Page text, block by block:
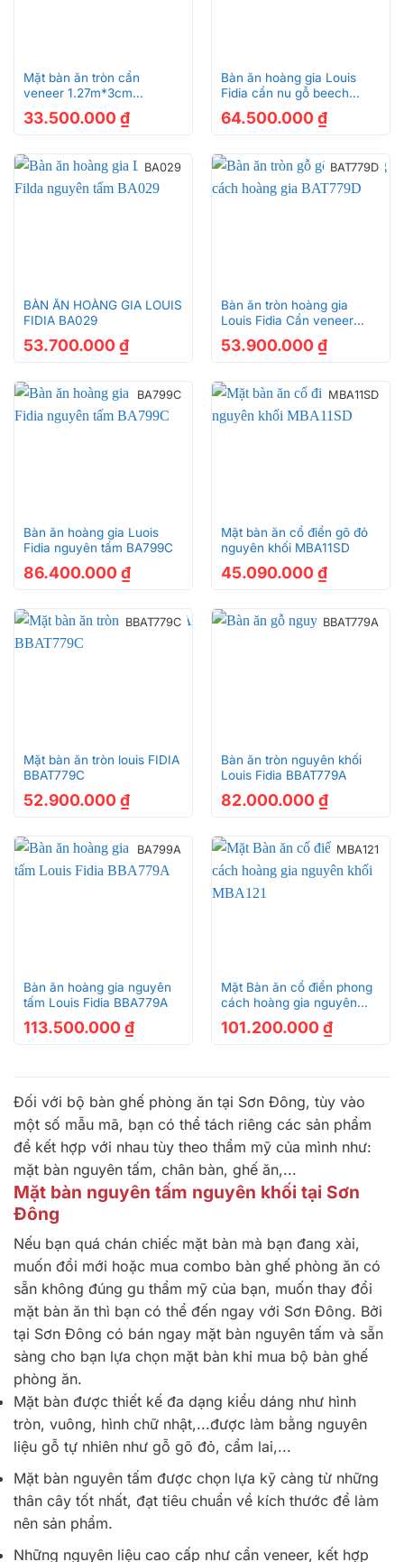
Mặt bàn ăn tròn cẩn
veneer 1.27m*3cm
33.500.000 ₫
Bàn ăn hoàng gia Louis
Fidia cẩn nu gỗ beech
64.500.000 ₫
BA029
BÀN ĂN HOÀNG GIA LOUIS
FIDIA BA029
53.700.000 ₫
BAT779D
Bàn ăn tròn hoàng gia
Louis Fidia Cẩn veneer
53.900.000 ₫
BA799C
Bàn ăn hoàng gia Luois
Fidia nguyên tấm BA799C
86.400.000 ₫
MBA11SD
Mặt bàn ăn cổ điển gõ đỏ
nguyên khối MBA11SD
45.090.000 ₫
BBAT779C
Mặt bàn ăn tròn louis FIDIA
BBAT779C
52.900.000 ₫
BBAT779A
Bàn ăn tròn nguyên khối
Louis Fidia BBAT779A
82.000.000 ₫
BA799A
Bàn ăn hoàng gia nguyên
tấm Louis Fidia BBA779A
113.500.000 ₫
MBA121
Mặt Bàn ăn cổ điển phong
cách hoàng gia nguyên
101.200.000 ₫
Đối với bộ bàn ghế phòng ăn tại Sơn Đông, tùy vào
một số mẫu mã, bạn có thể tách riêng các sản phẩm
để kết hợp với nhau tùy theo thẩm mỹ của mình như:
mặt bàn nguyên tấm, chân bàn, ghế ăn,...
Mặt bàn nguyên tấm nguyên khối tại Sơn
Đông
Nếu bạn quá chán chiếc mặt bàn mà bạn đang xài,
muốn đổi mới hoặc mua combo bàn ghế phòng ăn có
sẵn không đúng gu thẩm mỹ của bạn, muốn thay đổi
mặt bàn ăn thì bạn có thể đến ngay với Sơn Đông. Bởi
tại Sơn Đông có bán ngay mặt bàn nguyên tấm và sẵn
sàng cho bạn lựa chọn mặt bàn khi mua bộ bàn ghế
phòng ăn.
Mặt bàn được thiết kế đa dạng kiểu dáng như hình
tròn, vuông, hình chữ nhật,...được làm bằng nguyên
liệu gỗ tự nhiên như gỗ gõ đỏ, cẩm lai,...
Mặt bàn nguyên tấm được chọn lựa kỹ càng từ những
thân cây tốt nhất, đạt tiêu chuẩn về kích thước để làm
nên sản phẩm.
Những nguyên liệu cao cấp như cẩn veneer, kết hợp